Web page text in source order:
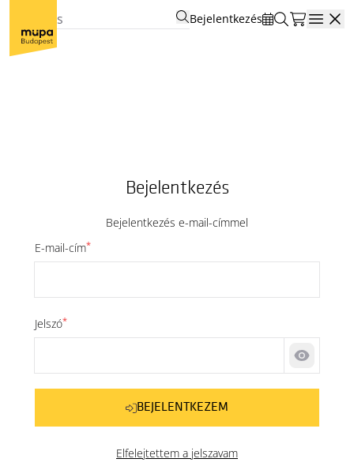
Bejelentkezés
Bejelentkezés
Bejelentkezés e-mail-címmel
E-mail-cím*
Jelszó*
Jelszó
BEJELENTKEZEM
Elfelejtettem a jelszavam